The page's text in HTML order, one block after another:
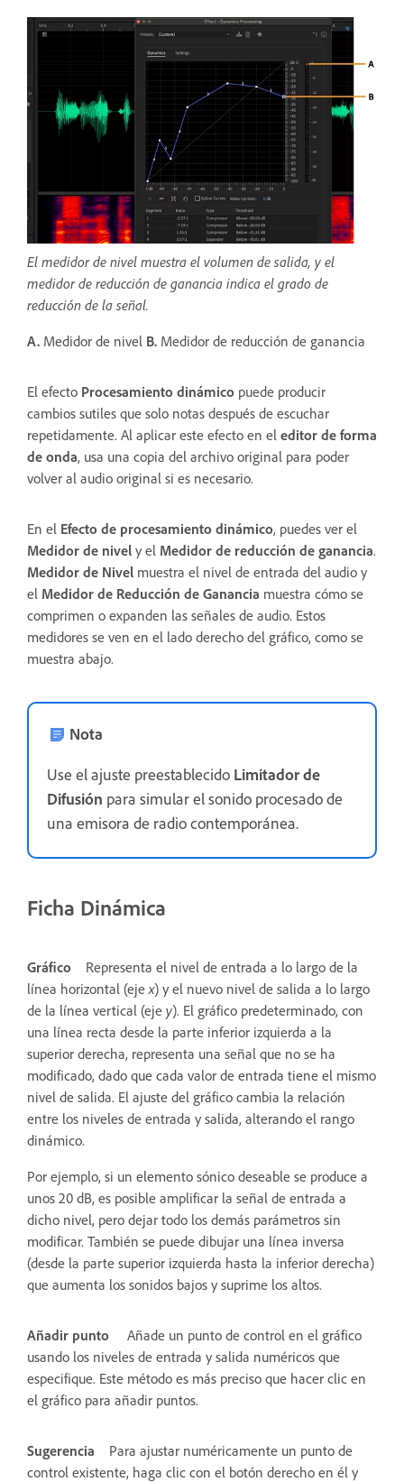
El medidor de nivel muestra el volumen de salida, y el
medidor de reducción de ganancia indica el grado de
reducción de la señal.
A. Medidor de nivel B. Medidor de reducción de ganancia
El efecto Procesamiento dinámico puede producir
cambios sutiles que solo notas después de escuchar
repetidamente. Al aplicar este efecto en el editor de forma
de onda, usa una copia del archivo original para poder
volver al audio original si es necesario.
En el Efecto de procesamiento dinámico, puedes ver el
Medidor de nivel y el Medidor de reducción de ganancia.
Medidor de Nivel muestra el nivel de entrada del audio y
el Medidor de Reducción de Ganancia muestra cómo se
comprimen o expanden las señales de audio. Estos
medidores se ven en el lado derecho del gráfico, como se
muestra abajo.
Nota
Use el ajuste preestablecido Limitador de
Difusión para simular el sonido procesado de
una emisora de radio contemporánea.
Ficha Dinámica
Gráfico
Representa el nivel de entrada a lo largo de la
línea horizontal (ejex) y el nuevo nivel de salida a lo largo
de la línea vertical (eje y). El gráfico predeterminado, con
una línea recta desde la parte inferior izquierda a la
superior derecha, representa una señal que no se ha
modificado, dado que cada valor de entrada tiene el mismo
nivel de salida. El ajuste del gráfico cambia la relación
entre los niveles de entrada y salida, alterando el rango
dinámico.
Por ejemplo, si un elemento sónico deseable se produce a
unos 20 dB, es posible amplificar la señal de entrada a
dicho nivel, pero dejar todo los demás parámetros sin
modificar. También se puede dibujar una línea inversa
(desde la parte superior izquierda hasta la inferior derecha)
que aumenta los sonidos bajos y suprime los altos.
Añadir punto
Añade un punto de control en el gráfico
usando los niveles de entrada y salida numéricos que
especifique. Este método es más preciso que hacer clic en
el gráfico para añadir puntos.
Sugerencia
Para ajustar numéricamente un punto de
control existente, haga clic con el botón derecho en él y